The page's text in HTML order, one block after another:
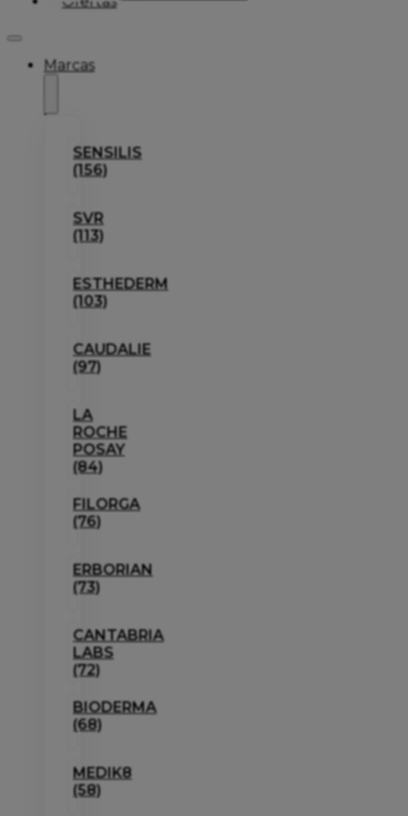
Marcas
SENSILIS
(156)
SVR
(113)
ESTHEDERM
(103)
CAUDALIE
(97)
LA
ROCHE
POSAY
(84)
FILORGA
(76)
ERBORIAN
(73)
CANTABRIA
LABS
(72)
BIODERMA
(68)
MEDIK8
(58)